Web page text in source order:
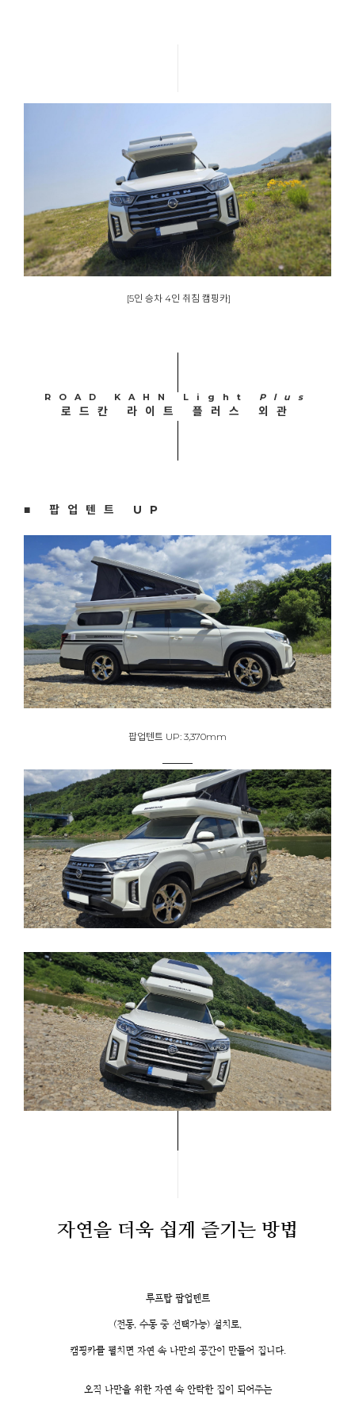
[5인 승차 4인 취침 캠핑카]
ROAD KAHN Light Plus
로드칸 라이트 플러스 외관
■ 팝업텐트 UP
팝업텐트 UP: 3,370mm
자연을 더욱 쉽게 즐기는 방법
루프탑 팝업텐트
(전동, 수동 중 선택가능) 설치로,
캠핑카를 펼치면 자연 속 나만의 공간이 만들어 집니다.
오직 나만을 위한 자연 속 안락한 집이 되어주는